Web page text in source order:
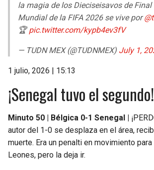
la magia de los Dieciseisavos de Final
Mundial de la FIFA 2026 se vive por
🏆pic.twitter.com/kypb4ev3fV
— TUDN MEX (@TUDNMEX) July 1,
1 julio, 2026 | 15:13
¡Senegal tuvo el segundo!
Minuto 50 | Bélgica 0-1 Senegal |
autor del 1-0 se desplaza en el área,
muerte. Era un penalti en movimiento
Leones, pero la deja ir.